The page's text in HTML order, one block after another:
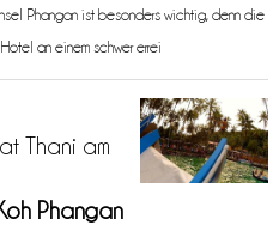
Phangan ist besonders wichtig, denn die
an einem schwer errei
Thani am
Phangan